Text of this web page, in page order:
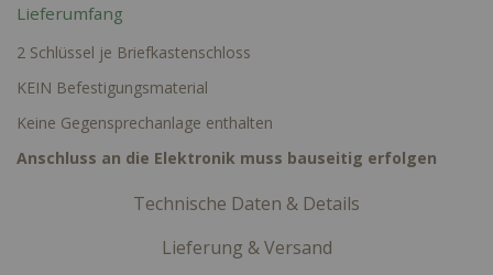
Lieferumfang
2 Schlüssel je Briefkastenschloss
KEIN Befestigungsmaterial
Keine Gegensprechanlage enthalten
Anschluss an die Elektronik muss bauseitig erfolgen
Technische Daten & Details
Lieferung & Versand